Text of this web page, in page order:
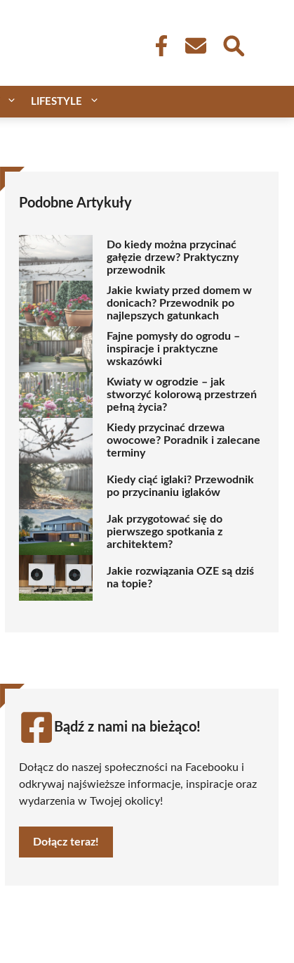
LIFESTYLE
Podobne Artykuły
Do kiedy można przycinać
gałęzie drzew? Praktyczny
przewodnik
Jakie kwiaty przed domem w
donicach? Przewodnik po
najlepszych gatunkach
Fajne pomysły do ogrodu –
inspiracje i praktyczne
wskazówki
Kwiaty w ogrodzie – jak
stworzyć kolorową przestrzeń
pełną życia?
Kiedy przycinać drzewa
owocowe? Poradnik i zalecane
terminy
Kiedy ciąć iglaki? Przewodnik
po przycinaniu iglaków
Jak przygotować się do
pierwszego spotkania z
architektem?
Jakie rozwiązania OZE są dziś
na topie?
Bądź z nami na bieżąco!
Dołącz do naszej społeczności na Facebooku i
odkrywaj najświeższe informacje, inspiracje oraz
wydarzenia w Twojej okolicy!
Dołącz teraz!